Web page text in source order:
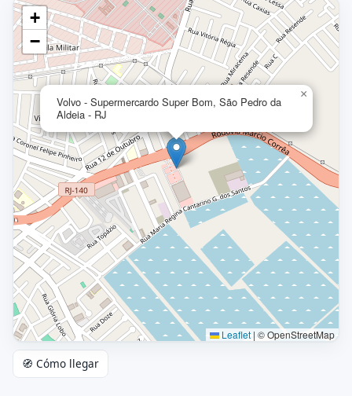
Volvo - Supermercardo Super Bom, São Pedro da
Aldeia - RJ
×
+
−
Leaflet | © OpenStreetMap
🧭 Cómo llegar